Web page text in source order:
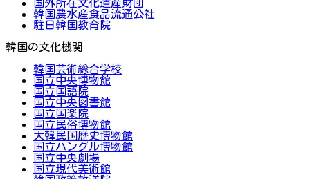
国外所在文化遺産財団
韓国農水産食品流通公社
駐日韓国教育院
韓国の文化機関
韓国芸術総合学校
国立中央博物館
国立国語院
国立中央図書館
国立国楽院
国立民俗博物館
大韓民国歴史博物館
国立ハングル博物館
国立中央劇場
国立現代美術館